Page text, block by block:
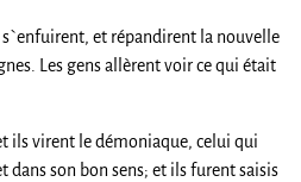
et répandirent la nouvelle
Les gens allèrent voir ce qui était
ils virent le démoniaque, celui qui
dans son bon sens; et ils furent saisis